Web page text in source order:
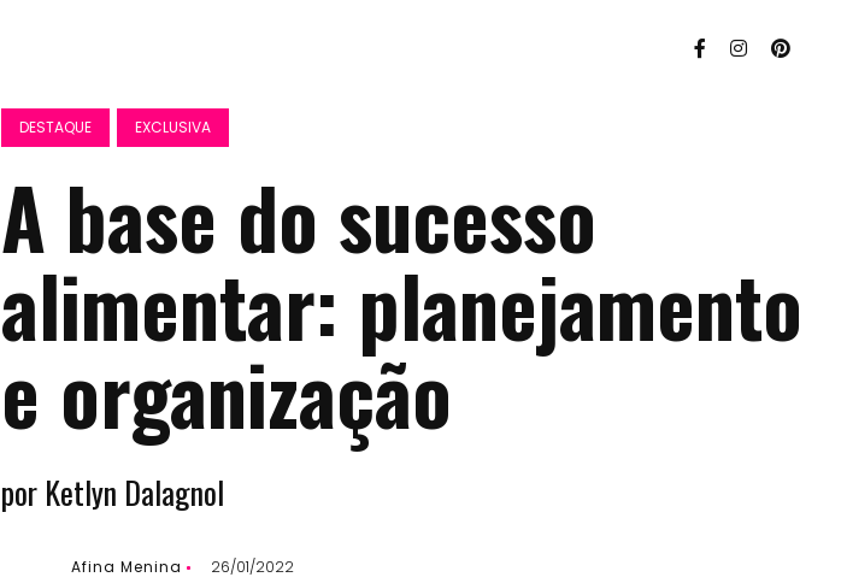
DESTAQUE EXCLUSIVA
A base do sucesso
alimentar: planejamento
e organização
por Ketlyn Dalagnol
Afina Menina 26/01/2022